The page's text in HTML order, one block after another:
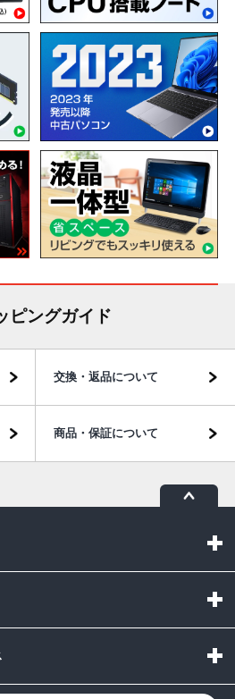
ピングガイド
交換・返品について
商品・保証について